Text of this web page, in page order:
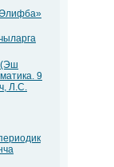
(Эш
9
Л.С.